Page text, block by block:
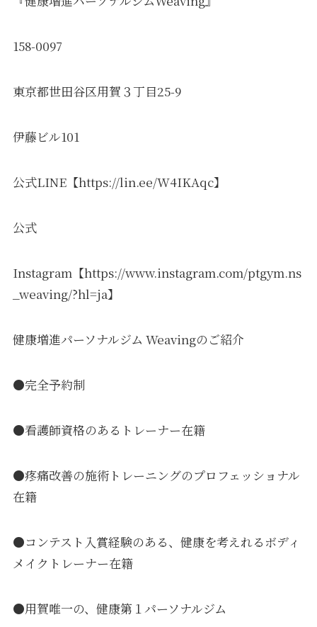
158-0097
東京都世田谷区用賀３丁目25-9
伊藤ビル101
公式LINE【https://lin.ee/W4IKAqc】
公式
Instagram【https://www.instagram.com/ptgym.ns
_weaving/?hl=ja】
健康増進パーソナルジム Weavingのご紹介
●完全予約制
●看護師資格のあるトレーナー在籍
●疼痛改善の施術トレーニングのプロフェッショナル
在籍
●コンテスト入賞経験のある、健康を考えれるボディ
メイクトレーナー在籍
●用賀唯一の、健康第１パーソナルジム